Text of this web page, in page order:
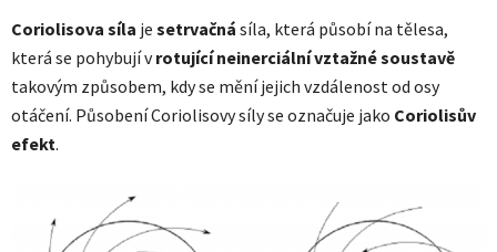
Coriolisova síla je setrvačná síla, která působí na tělesa,
která se pohybují vrotující neinerciální vztažné soustavě
takovým způsobem, kdy se mění jejich vzdálenost od osy
otáčení. Působení Coriolisovy síly se označuje jako Coriolisův
efekt.